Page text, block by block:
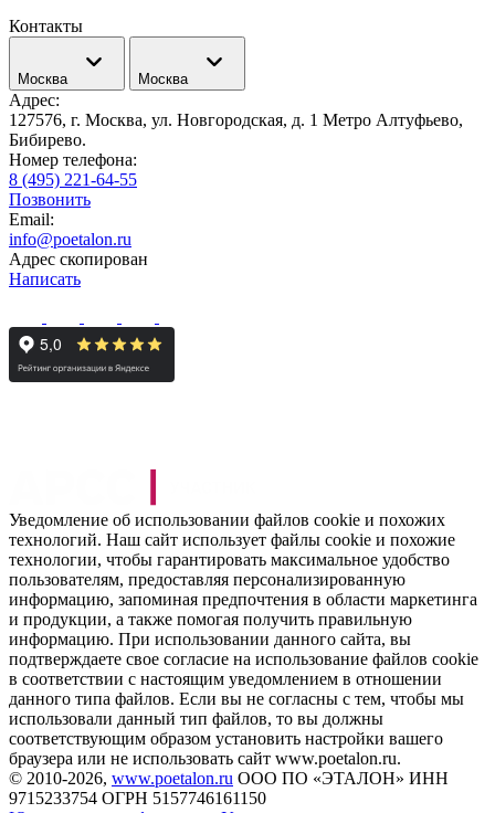
Контакты
Москва Москва
Адрес:
127576, г. Москва, ул. Новгородская, д. 1 Метро Алтуфьево,
Бибирево.
Номер телефона:
8 (495) 221-64-55
Позвонить
Email:
info@poetalon.ru
Адрес скопирован
Написать
Уведомление об использовании файлов cookie и похожих
технологий. Наш сайт использует файлы cookie и похожие
технологии, чтобы гарантировать максимальное удобство
пользователям, предоставляя персонализированную
информацию, запоминая предпочтения в области маркетинга
и продукции, а также помогая получить правильную
информацию. При использовании данного сайта, вы
подтверждаете свое согласие на использование файлов cookie
в соответствии с настоящим уведомлением в отношении
данного типа файлов. Если вы не согласны с тем, чтобы мы
использовали данный тип файлов, то вы должны
соответствующим образом установить настройки вашего
браузера или не использовать сайт www.poetalon.ru.
© 2010-2026, www.poetalon.ru ООО ПО «ЭТАЛОН» ИНН
9715233754 ОГРН 5157746161150